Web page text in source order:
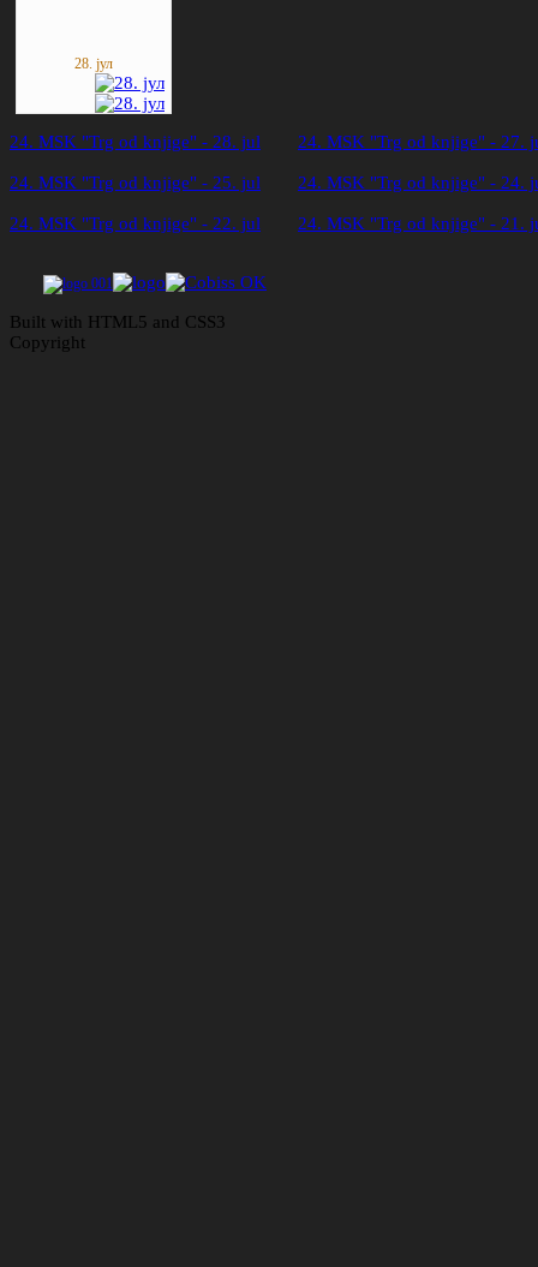
28. јул
24. MSK "Trg od knjige" - 28. jul 24. MSK "Trg od knjige" - 27.
24. MSK "Trg od knjige" - 25. jul 24. MSK "Trg od knjige" - 24.
24. MSK "Trg od knjige" - 22. jul 24. MSK "Trg od knjige" - 21.
Built with HTML5 and CSS3
Copyright